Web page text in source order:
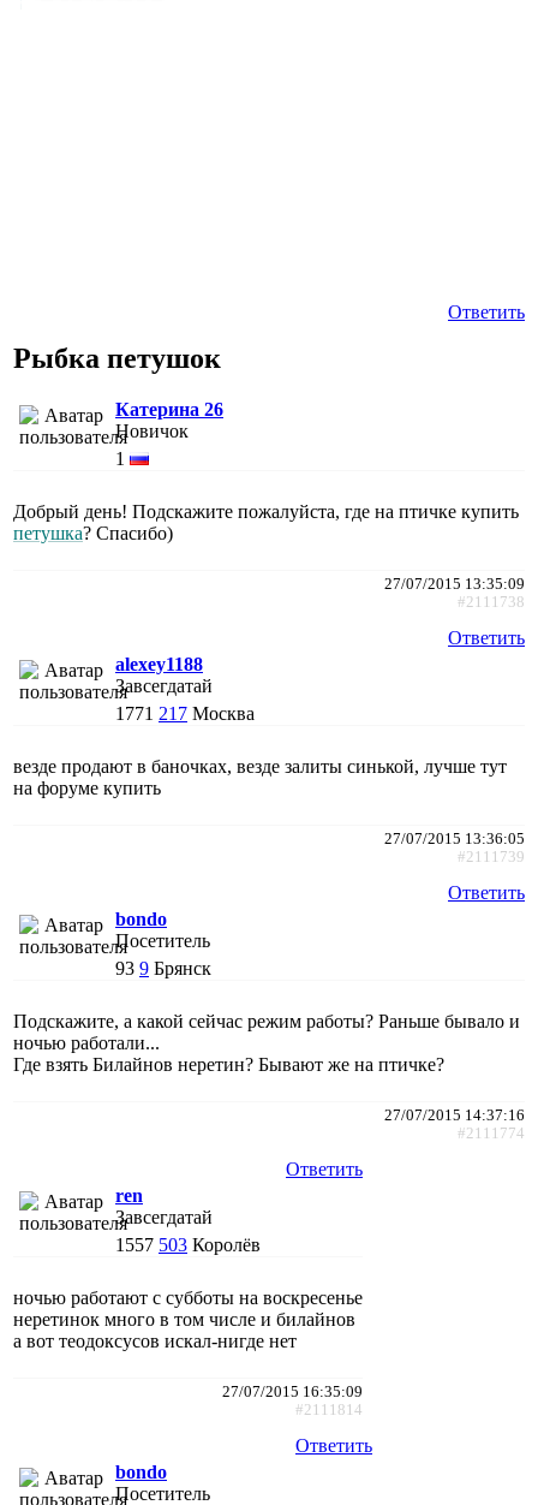
Ответить
Рыбка петушок
Катерина 26
Новичок
1
Добрый день! Подскажите пожалуйста, где на птичке купить
петушка? Спасибо)
27/07/2015 13:35:09
#2111738
Ответить
alexey1188
Завсегдатай
1771 217 Москва
везде продают в баночках, везде залиты синькой, лучше тут
на форуме купить
27/07/2015 13:36:05
#2111739
Ответить
bondo
Посетитель
93 9 Брянск
Подскажите, а какой сейчас режим работы? Раньше бывало и
ночью работали...
Где взять Билайнов неретин? Бывают же на птичке?
27/07/2015 14:37:16
#2111774
Ответить
ren
Завсегдатай
1557 503 Королёв
ночью работают с субботы на воскресенье
неретинок много в том числе и билайнов
а вот теодоксусов искал-нигде нет
27/07/2015 16:35:09
#2111814
Ответить
bondo
Посетитель